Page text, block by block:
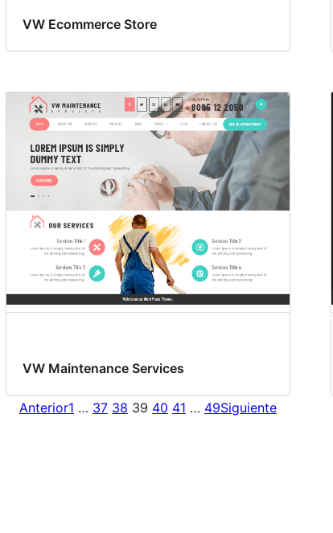
VW Ecommerce Store
VW Maintenance Services
Anterior1 … 37 38 39 40 41 … 49Siguiente